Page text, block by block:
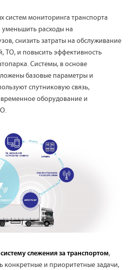
систем мониторинга транспорта
уменьшить расходы на
снизить затраты на обслуживание
ТО, и повысить эффективность
Системы, в основе
базовые параметры и
спутниковую связь,
оборудование и
систему слежения за транспортом,
конкретные и приоритетные задачи,